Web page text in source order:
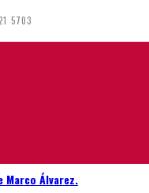
5703
Marco Álvarez.